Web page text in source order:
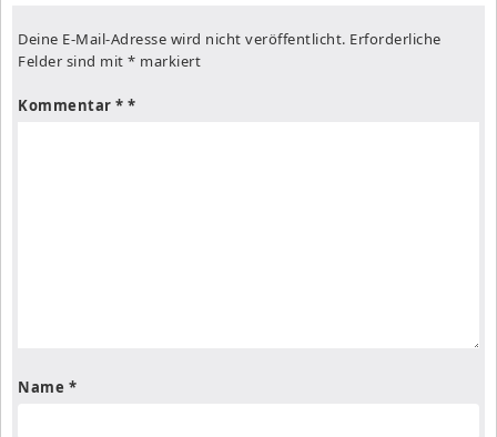
Deine E-Mail-Adresse wird nicht veröffentlicht. Erforderliche
Felder sind mit * markiert
Kommentar *
Name *